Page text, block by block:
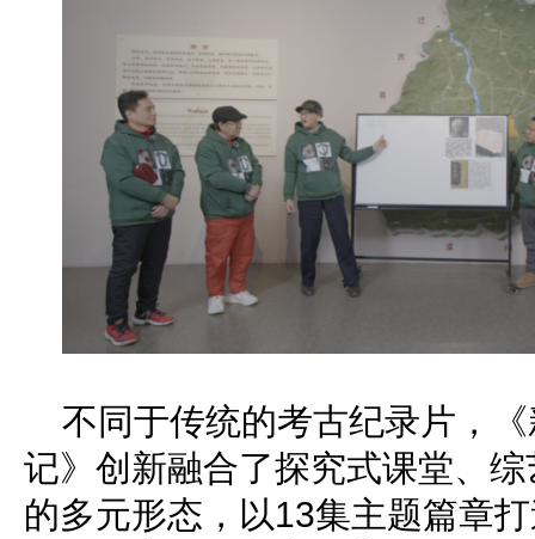
不同于传统的考古纪录片，
记》创新融合了探究式课堂、
的多元形态，以13集主题篇章